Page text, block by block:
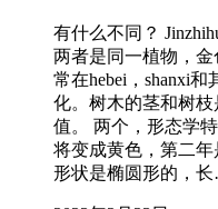
有什么不同？
两者是同一植物，金
常在hebei，shanxi
化。树木的茎和树
值。 两个，形态学
将变成黄色，第二
形状是椭圆形的，